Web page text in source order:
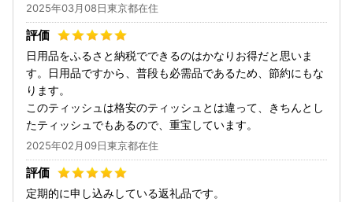
2025年03月08日東京都在住
日用品をふるさと納税でできるのはかなりお得だと思いま
す。日用品ですから、普段も必需品であるため、節約にもな
ります。
このティッシュは格安のティッシュとは違って、きちんとし
たティッシュでもあるので、重宝しています。
2025年02月09日東京都在住
定期的に申し込みしている返礼品です。